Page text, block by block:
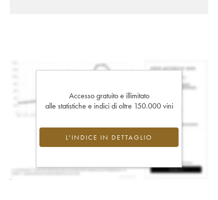
Accesso gratuito e illimitato
alle statistiche e indici di oltre 150.000 vini
L'INDICE IN DETTAGLIO